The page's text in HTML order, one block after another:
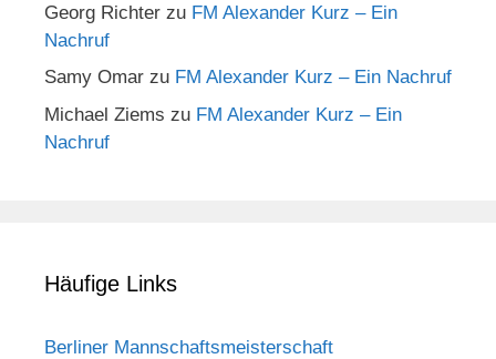
Georg Richter zu FM Alexander Kurz – Ein
Nachruf
Samy Omar zu FM Alexander Kurz – Ein Nachruf
Michael Ziems zu FM Alexander Kurz – Ein
Nachruf
Häufige Links
Berliner Mannschaftsmeisterschaft